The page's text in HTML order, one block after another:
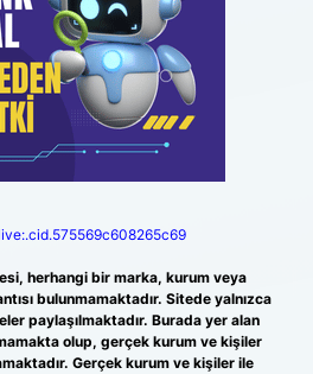
herhangi bir marka, kurum veya
bulunmamaktadır. Sitede yalnızca
paylaşılmaktadır. Burada yer alan
olup, gerçek kurum ve kişiler
Gerçek kurum ve kişiler ile